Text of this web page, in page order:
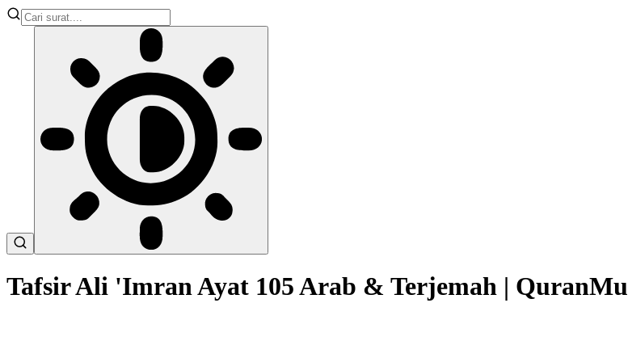
Tafsir Ali 'Imran Ayat 105 Arab & Terjemah | QuranMu